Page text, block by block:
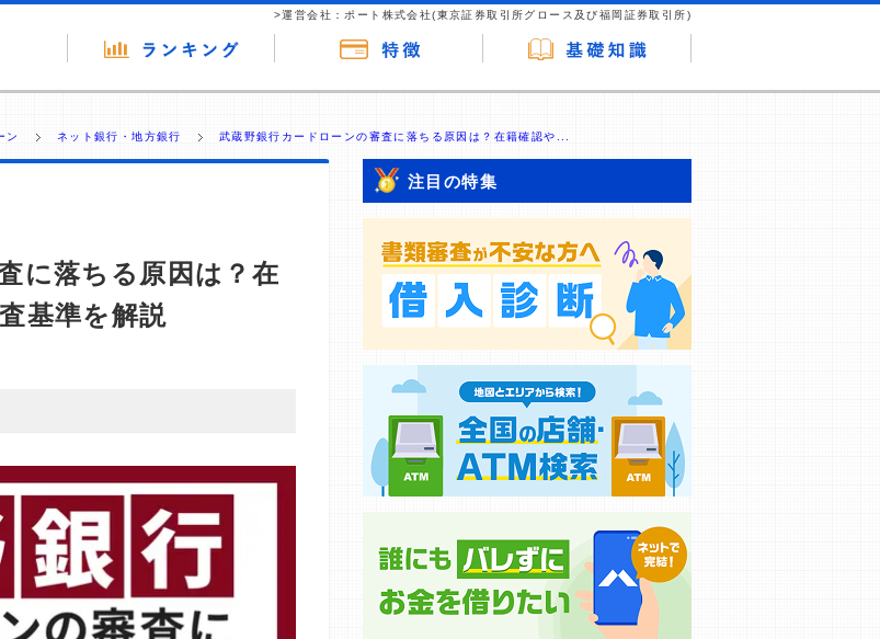
>運営会社：ポート株式会社(東京証券取引所グロース及び福岡証券取引所)
ン ネット銀行・地方銀行 武蔵野銀行カードローンの審査に落ちる原因は？在籍確認や...
に落ちる原因は？在
基準を解説
平性を担保した情報提供を行っていま
注目の特集